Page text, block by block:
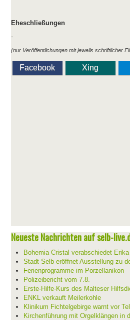
Eheschließungen
-
(nur Veröffentlichungen mit jeweils schriftlicher
Facebook Xing
Neueste Nachrichten auf selb-
Bohemia Cristal verabschiedet
Stadt Selb eröffnet Ausstellung zu
Ferienprogramme im Porzellanikon
Polizeibericht vom 7.8.
Erste-Hilfe-Kurs des Malteser
ENKL verkauft Meilerkohle
Klinikum Fichtelgebirge warnt vor
Kirchenführung mit Orgelklängen in